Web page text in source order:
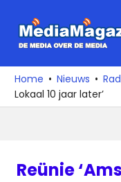
naar
media
over
de
Home Nieuws
Lokaal 10 jaar later’
Reünie